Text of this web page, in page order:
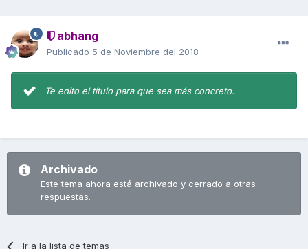
abhang
Publicado 5 de Noviembre del 2018
Te edito el título para que sea más concreto.
Archivado
Este tema ahora está archivado y cerrado a otras
respuestas.
Ir a la lista de temas